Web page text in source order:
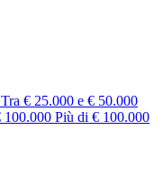
Tra € 25.000 e € 50.000
100.000 Più di € 100.000